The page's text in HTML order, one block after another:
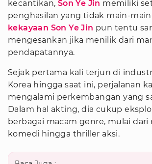
kecantikan, Son Ye Jin memiliki
penghasilan yang tidak main-
kekayaan Son Ye Jin pun tentu
mengesankan jika menilik dari
pendapatannya.
Sejak pertama kali terjun di
Korea hingga saat ini, perjalanan
mengalami perkembangan yang
Dalam hal akting, dia cukup
berbagai macam genre, mulai dari
komedi hingga thriller aksi.